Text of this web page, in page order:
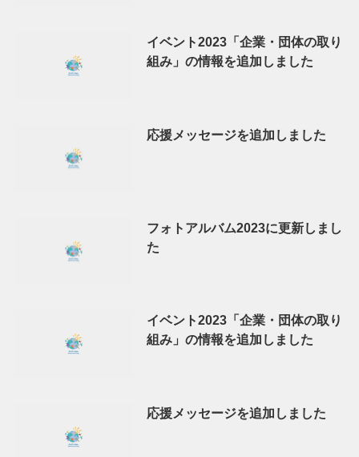
イベント2023「企業・団体の取り
組み」の情報を追加しました
応援メッセージを追加しました
フォトアルバム2023に更新しまし
た
イベント2023「企業・団体の取り
組み」の情報を追加しました
応援メッセージを追加しました